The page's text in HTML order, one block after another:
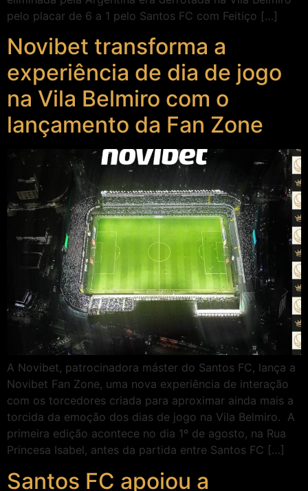
pelo placar de 6 a 1 pelo Santos FC com Feitiço […]
Novibet transforma a
experiência de dia de jogo
na Vila Belmiro com o
lançamento da Fan Zone
A Novibet, patrocinadora máster do Santos FC, lança a
Novibet Fan Zone, uma nova experiência de interação
com os torcedores criada para aproximar ainda mais a
torcida da emoção dos dias de jogo na Vila Belmiro. A
primeira edição acontece no dia 1º de agosto, na Rua
Princesa Isabel, antes da partida entre Santos FC […]
Santos FC apoiou a